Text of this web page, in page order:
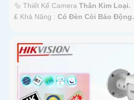
🔩 Thiết Kế Camera Thân Kim Loại.
️₤ Khả Năng : Có Đèn Còi Báo Động.